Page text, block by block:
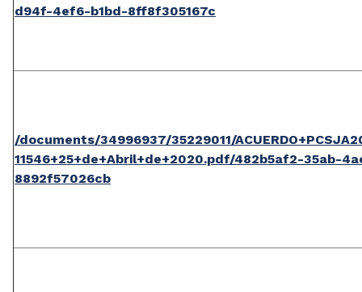
d94f-4ef6-b1bd-8ff8f305167c
/documents/34996937/35229011/
11546+25+de+Abril+de+2020.pdf/482b5af2-35ab-
8892f57026cb